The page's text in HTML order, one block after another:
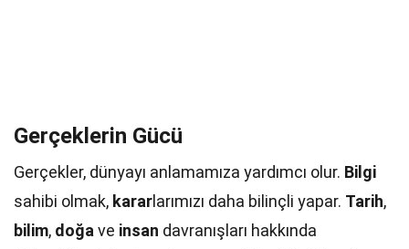
Gerçeklerin Gücü
Gerçekler, dünyayı anlamamıza yardımcı olur. Bilgi
sahibi olmak, karar larımızı daha bilinçli yapar. Tarih,
bilim, doğa ve insan davranışları hakkında